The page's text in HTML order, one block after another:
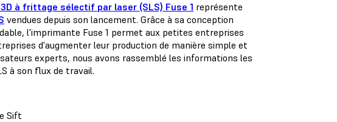
à frittage sélectif par laser (SLS) Fuse 1 représente
vendues depuis son lancement. Grâce à sa conception
l'imprimante Fuse 1 permet aux petites entreprises
d'augmenter leur production de manière simple et
experts, nous avons rassemblé les informations les
à son flux de travail.
Sift